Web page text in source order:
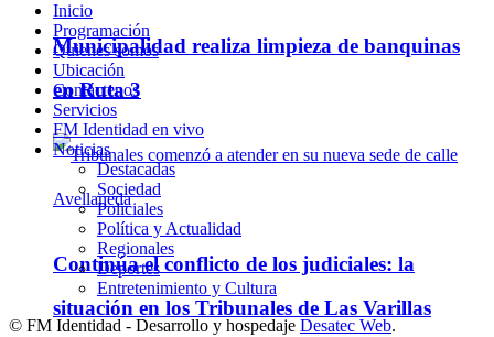
Municipalidad realiza limpieza de banquinas
en Ruta 3
Continúa el conflicto de los judiciales: la
situación en los Tribunales de Las Varillas
Inicio
Programación
Quienes somos
Ubicación
Contáctenos
Servicios
FM Identidad en vivo
Noticias
Destacadas
Sociedad
Policiales
Política y Actualidad
Regionales
Deportes
Entretenimiento y Cultura
© FM Identidad - Desarrollo y hospedaje Desatec Web.